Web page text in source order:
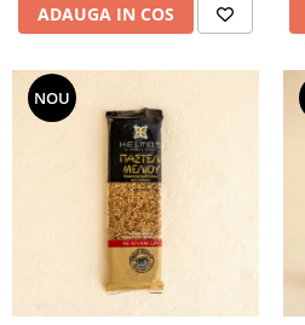
ADAUGA IN COS
NOU